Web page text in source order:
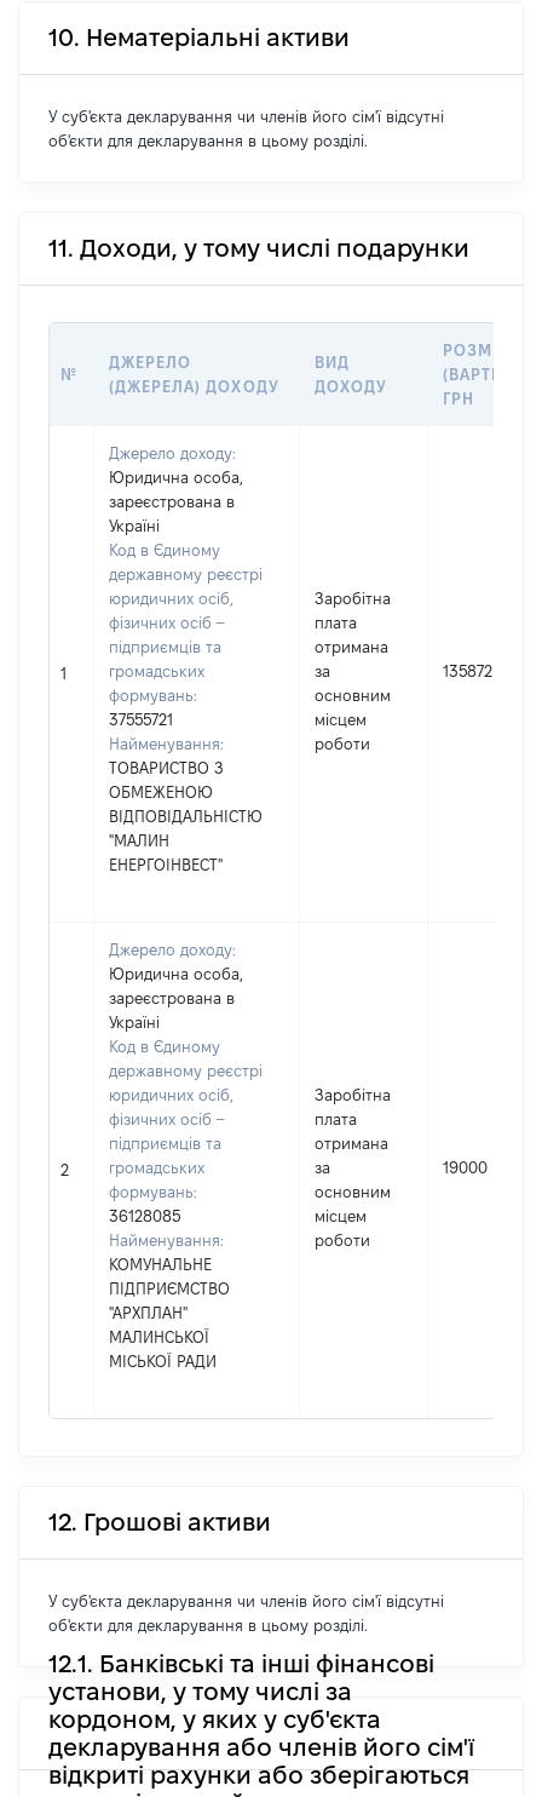
10. Нематеріальні активи
У суб'єкта декларування чи членів його сім'ї відсутні
об'єкти для декларування в цьому розділі.
11. Доходи, у тому числі подарунки
№
ДЖЕРЕЛО
(ДЖЕРЕЛА) ДОХОДУ
ВИД
ДОХОДУ
РОЗМІР
(ВАРТІСТЬ),
ГРН
1
Джерело доходу:
Юридична особа,
зареєстрована в
Україні
Код в Єдиному
державному реєстрі
юридичних осіб,
фізичних осіб –
підприємців та
громадських
формувань:
37555721
Найменування:
ТОВАРИСТВО З
ОБМЕЖЕНОЮ
ВІДПОВІДАЛЬНІСТЮ
"МАЛИН
ЕНЕРГОІНВЕСТ"
Заробітна
плата
отримана
за
основним
місцем
роботи
135872
2
Джерело доходу:
Юридична особа,
зареєстрована в
Україні
Код в Єдиному
державному реєстрі
юридичних осіб,
фізичних осіб –
підприємців та
громадських
формувань:
36128085
Найменування:
КОМУНАЛЬНЕ
ПІДПРИЄМСТВО
"АРХПЛАН"
МАЛИНСЬКОЇ
МІСЬКОЇ РАДИ
Заробітна
плата
отримана
за
основним
місцем
роботи
19000
12. Грошові активи
У суб'єкта декларування чи членів його сім'ї відсутні
об'єкти для декларування в цьому розділі.
12.1. Банківські та інші фінансові
установи, у тому числі за
кордоном, у яких у суб'єкта
декларування або членів його сім'ї
відкриті рахунки або зберігаються